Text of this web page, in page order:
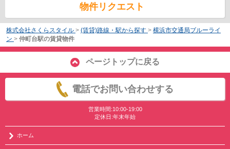
物件リクエスト
株式会社さくらスタイル > (賃貸)路線・駅から探す > 横浜市交通局ブルーライ
ン > 仲町台駅の賃貸物件
ページトップに戻る
電話でお問い合わせする
営業時間:10:00-19:00
定休日:年末年始
ホーム